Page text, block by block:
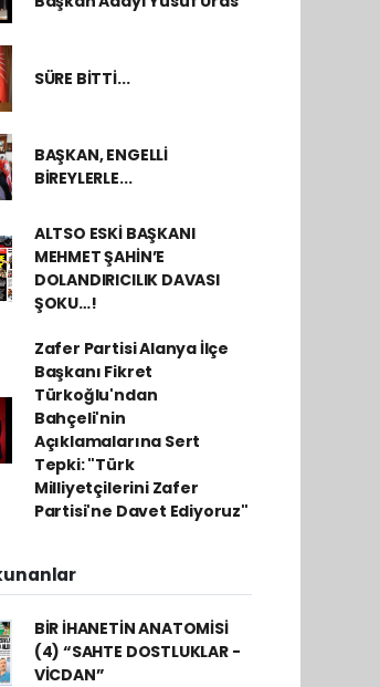
SÜRE BİTTİ...
BAŞKAN, ENGELLİ
BİREYLERLE...
ALTSO ESKİ BAŞKANI
MEHMET ŞAHİN’E
DOLANDIRICILIK DAVASI
ŞOKU…!
Zafer Partisi Alanya İlçe
Başkanı Fikret
Türkoğlu'ndan
Bahçeli'nin
Açıklamalarına Sert
Tepki: "Türk
Milliyetçilerini Zafer
Partisi'ne Davet Ediyoruz"
BİR İHANETİN ANATOMİSİ
(4) “SAHTE DOSTLUKLAR -
VİCDAN”